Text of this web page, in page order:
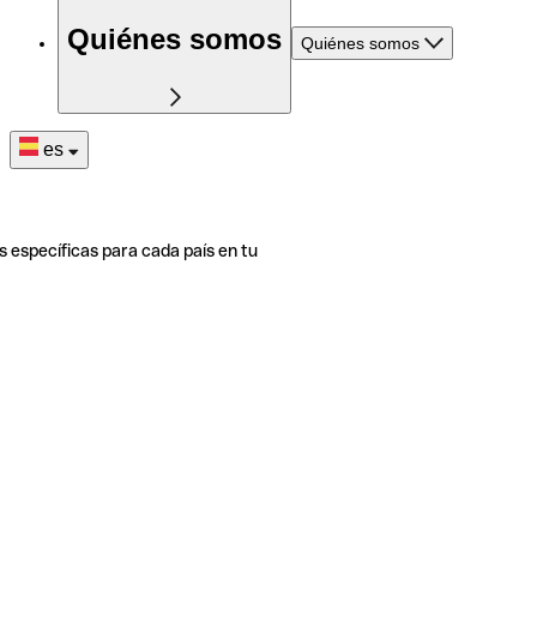
Quiénes somos Quiénes somos
es
específicas para cada país en tu